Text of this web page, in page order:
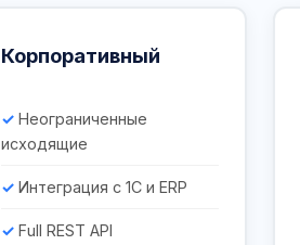
Корпоративный
Неограниченные
исходящие
Интеграция с 1С и ERP
Full REST API